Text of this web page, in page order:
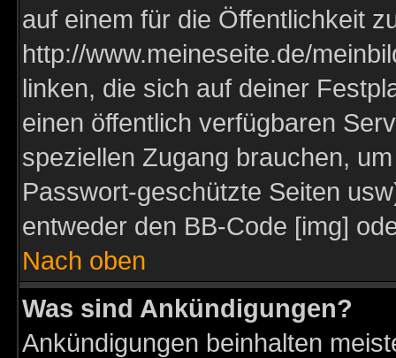
auf einem für die Öffentlichkeit
http://www.meineseite.de/
linken, die sich auf deiner
einen öffentlich verfügbaren
speziellen Zugang brauchen,
Passwort-geschützte Seiten
entweder den BB-Code [img]
Nach oben
Was sind Ankündigungen?
Ankündigungen beinhalten